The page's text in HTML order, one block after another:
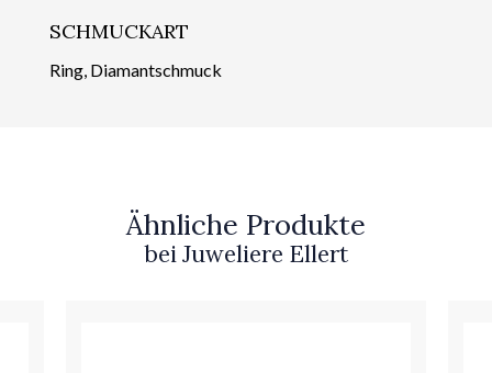
SCHMUCKART
Ring, Diamantschmuck
Ähnliche Produkte
bei Juweliere Ellert